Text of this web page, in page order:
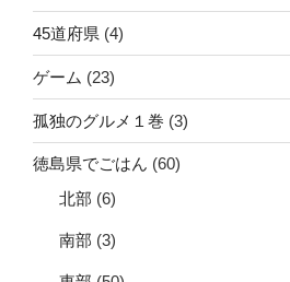
45道府県 (4)
ゲーム (23)
孤独のグルメ１巻 (3)
徳島県でごはん (60)
北部 (6)
南部 (3)